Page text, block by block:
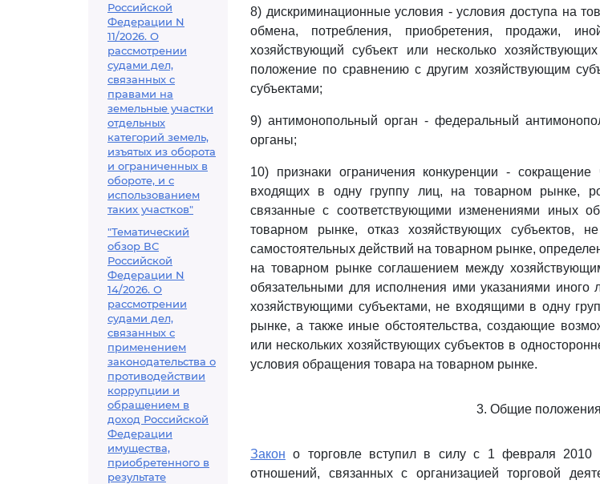
Российской
Федерации N
11/2026. О
рассмотрении
судами дел,
связанных с
правами на
земельные участки
отдельных
категорий земель,
изъятых из оборота
и ограниченных в
обороте, и с
использованием
таких участков"
"Тематический
обзор ВС
Российской
Федерации N
14/2026. О
рассмотрении
судами дел,
связанных с
применением
законодательства о
противодействии
коррупции и
обращением в
доход Российской
Федерации
имущества,
приобретенного в
результате
8) дискриминационные условия - условия доступа на
обмена, потребления, приобретения, продажи,
хозяйствующий субъект или несколько
положение по сравнению с другим хозяйствующим
субъектами;
9) антимонопольный орган - федеральный
органы;
10) признаки ограничения конкуренции -
входящих в одну группу лиц, на товарном рынке,
связанные с соответствующими изменениями иных
товарном рынке, отказ хозяйствующих субъектов,
самостоятельных действий на товарном рынке,
на товарном рынке соглашением между
обязательными для исполнения ими указаниями иного
хозяйствующими субъектами, не входящими в одну
рынке, а также иные обстоятельства, создающие
или нескольких хозяйствующих субъектов в
условия обращения товара на товарном рынке.
3. Общие положения
Закон о торговле вступил в силу с 1 февраля 2010
отношений, связанных с организацией торговой